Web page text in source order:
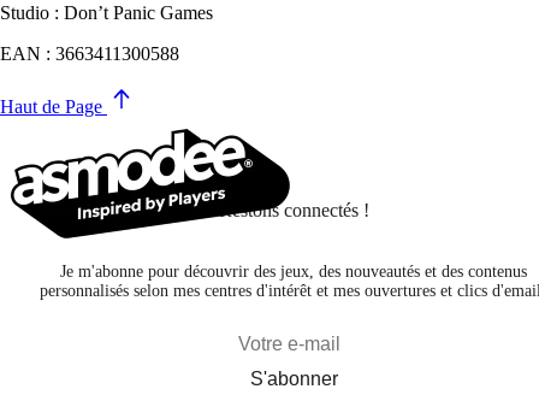
Studio : Don’t Panic Games
EAN : 3663411300588
Haut de Page
Restons connectés !
Je m'abonne pour découvrir des jeux, des nouveautés et des contenus
personnalisés selon mes centres d'intérêt et mes ouvertures et clics
S'abonner